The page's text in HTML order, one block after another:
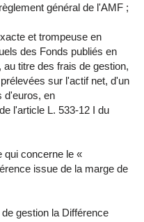
général de l'AMF ;
et trompeuse en
des Fonds publiés en
au titre des frais de gestion,
sur l'actif net, d'un
d'euros, en
l'article L. 533-12 I du
qui concerne le «
issue de la marge de
gestion la Différence